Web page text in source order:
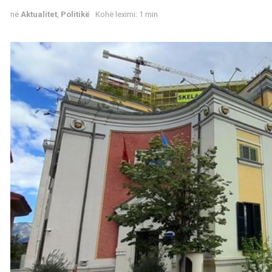
në Aktualitet Politikë Kohë leximi: 1 min